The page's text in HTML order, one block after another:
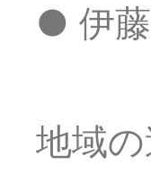
● 伊
地域